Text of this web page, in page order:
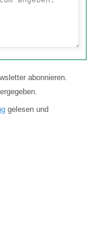
abonnieren.
gelesen und